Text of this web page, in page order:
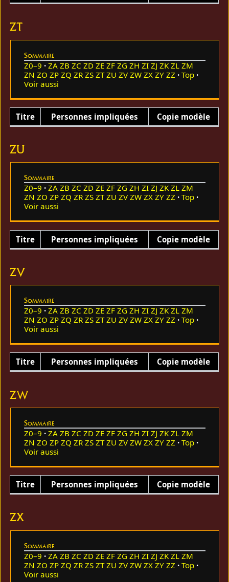
ZT
Sommaire
Z0–9 ZA ZB ZC ZD ZE ZF ZG ZH ZI ZJ ZK ZL ZM
ZN ZO ZP ZQ ZR ZS ZT ZU ZV ZW ZX ZY ZZ
Top
Voir aussi
Titre Personnes impliquées Copie modèle
ZU
Sommaire
Z0–9 ZA ZB ZC ZD ZE ZF ZG ZH ZI ZJ ZK ZL ZM
ZN ZO ZP ZQ ZR ZS ZT ZU ZV ZW ZX ZY ZZ
Top
Voir aussi
Titre Personnes impliquées Copie modèle
ZV
Sommaire
Z0–9 ZA ZB ZC ZD ZE ZF ZG ZH ZI ZJ ZK ZL ZM
ZN ZO ZP ZQ ZR ZS ZT ZU ZV ZW ZX ZY ZZ
Top
Voir aussi
Titre Personnes impliquées Copie modèle
ZW
Sommaire
Z0–9 ZA ZB ZC ZD ZE ZF ZG ZH ZI ZJ ZK ZL ZM
ZN ZO ZP ZQ ZR ZS ZT ZU ZV ZW ZX ZY ZZ
Top
Voir aussi
Titre Personnes impliquées Copie modèle
ZX
Sommaire
Z0–9 ZA ZB ZC ZD ZE ZF ZG ZH ZI ZJ ZK ZL ZM
ZN ZO ZP ZQ ZR ZS ZT ZU ZV ZW ZX ZY ZZ
Top
Voir aussi